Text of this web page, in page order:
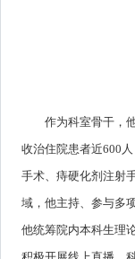
作为科室骨干，
收治住院患者近600
手术、痔硬化剂注射
域，他主持、参与多
他统筹院内本科生理